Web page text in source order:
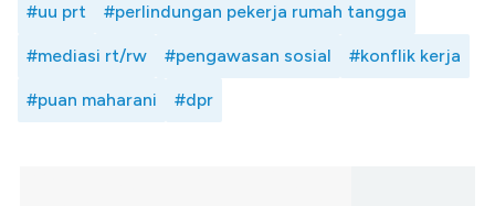
#uu prt #perlindungan pekerja rumah tangga
#mediasi rt/rw #pengawasan sosial #konflik kerja
#puan maharani #dpr